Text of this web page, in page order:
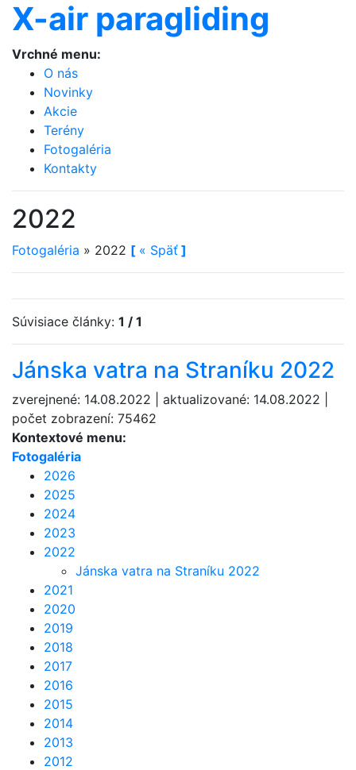
X-air paragliding
Vrchné menu:
O nás
Novinky
Akcie
Terény
Fotogaléria
Kontakty
2022
Fotogaléria » 2022 [ « Späť ]
Súvisiace články: 1 / 1
Jánska vatra na Straníku 2022
zverejnené: 14.08.2022 | aktualizované: 14.08.2022 |
počet zobrazení: 75462
Kontextové menu:
Fotogaléria
2026
2025
2024
2023
2022
Jánska vatra na Straníku 2022
2021
2020
2019
2018
2017
2016
2015
2014
2013
2012